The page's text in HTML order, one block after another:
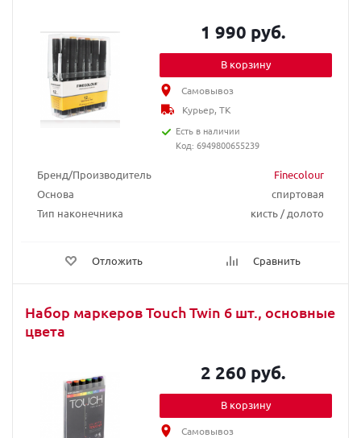
Бренд/Производитель
Finecolour
Основа
спиртовая
Тип наконечника
кисть / долото
Отложить Сравнить
1 990 руб.
В корзину
Самовывоз
Курьер, ТК
Есть в наличии
Код: 6949800655239
Набор маркеров Touch Twin 6 шт., основные
цвета
2 260 руб.
В корзину
Самовывоз